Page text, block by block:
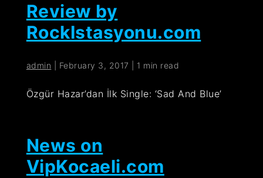
Review by
RockIstasyonu.com
admin February 3, 2017 1 min read
Özgür Hazar’dan İlk Single: ‘Sad And Blue’
News on
VipKocaeli.com